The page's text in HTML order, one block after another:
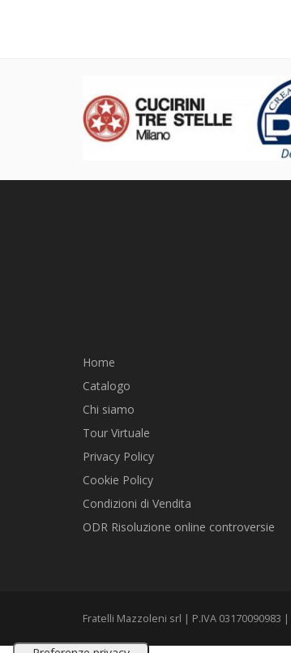
Home
Catalogo
Chi siamo
Tour Virtuale
Privacy Policy
Cookie Policy
Condizioni di Vendita
ODR Risoluzione online controversie
Fratelli Mazzoleni srl | P.IVA 03170090983 |